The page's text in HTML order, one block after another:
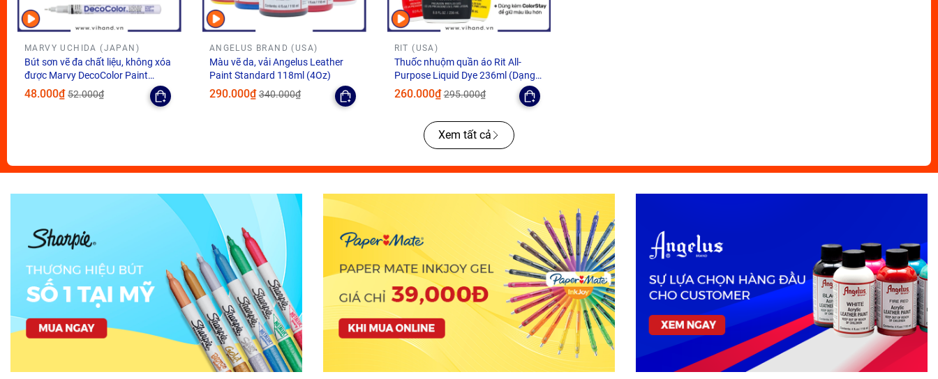
MARVY UCHIDA (JAPAN)
Bút sơn vẽ đa chất liệu, không xóa
được Marvy DecoColor Paint
Marker Extra Fine 0.8mm
48.000₫ 52.000₫
ANGELUS BRAND (USA)
Màu vẽ da, vải Angelus Leather
Paint Standard 118ml (4Oz)
290.000₫ 340.000₫
RIT (USA)
Thuốc nhuộm quần áo Rit All-
Purpose Liquid Dye 236ml (Dạng
lỏng)
260.000₫ 295.000₫
Xem tất cả